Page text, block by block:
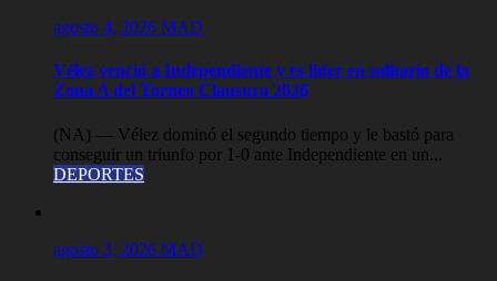
agosto 4, 2026 MAD
Vélez venció a Independiente y es líder en solitario de la
Zona A del Torneo Clausura 2026
(NA) — Vélez dominó el segundo tiempo y le bastó para
conseguir un triunfo por 1-0 ante Independiente en un...
DEPORTES
agosto 3, 2026 MAD